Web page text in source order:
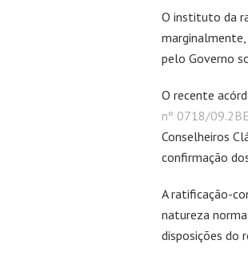
O instituto da
pelo Governo
O recente
nº 0718/
Conselheiros
confirmação
A ratificação-
natureza
disposições do